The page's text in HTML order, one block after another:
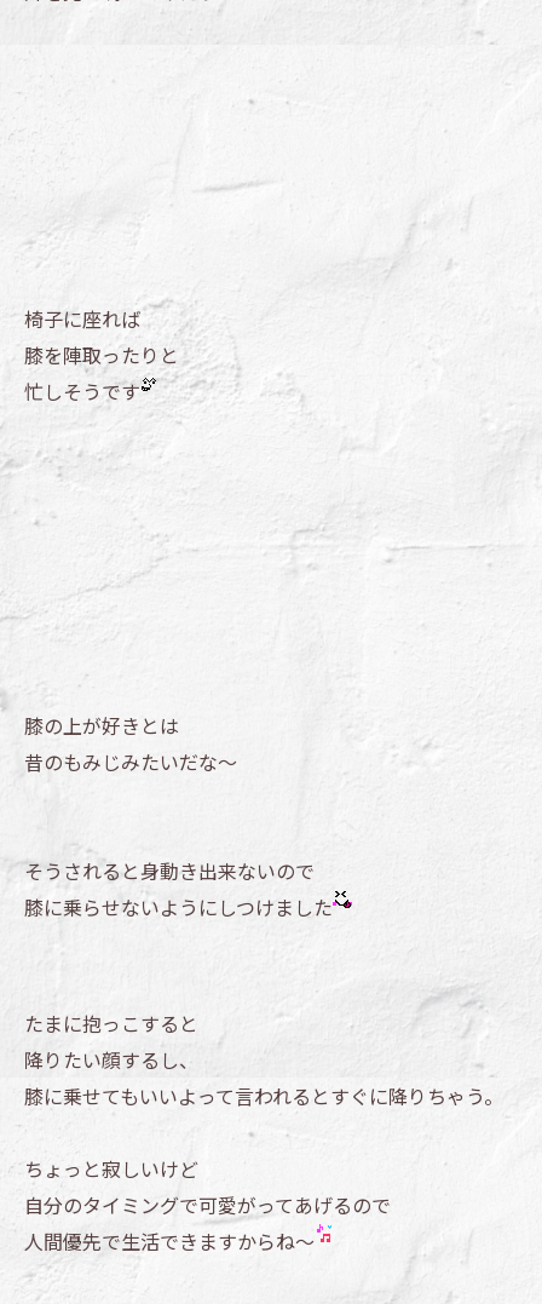
椅子に座れば
膝を陣取ったりと
忙しそうです
膝の上が好きとは
昔のもみじみたいだな～
そうされると身動き出来ないので
膝に乗らせないようにしつけました
たまに抱っこすると
降りたい顔するし、
膝に乗せてもいいよって言われるとすぐに降りちゃう。
ちょっと寂しいけど
自分のタイミングで可愛がってあげるので
人間優先で生活できますからね～